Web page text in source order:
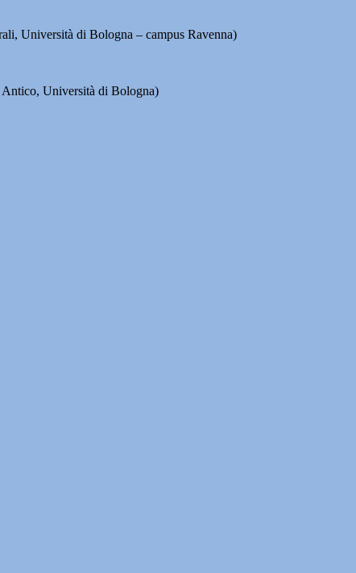
Università di Bologna – campus Ravenna)
Antico, Università di Bologna)